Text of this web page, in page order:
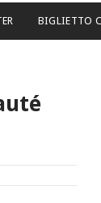
BIGLIETTO